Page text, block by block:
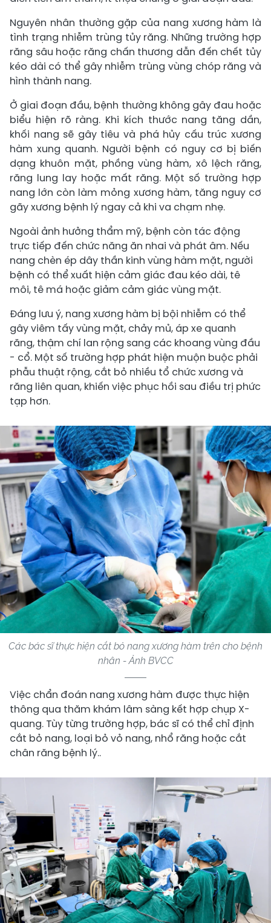
Nguyên nhân thường gặp của nang xương hàm là
tình trạng nhiễm trùng tủy răng. Những trường hợp
răng sâu hoặc răng chấn thương dẫn đến chết tủy
kéo dài có thể gây nhiễm trùng vùng chóp răng và
hình thành nang.
Ở giai đoạn đầu, bệnh thường không gây đau hoặc
biểu hiện rõ ràng. Khi kích thước nang tăng dần,
khối nang sẽ gây tiêu và phá hủy cấu trúc xương
hàm xung quanh. Người bệnh có nguy cơ bị biến
dạng khuôn mặt, phồng vùng hàm, xô lệch răng,
răng lung lay hoặc mất răng. Một số trường hợp
nang lớn còn làm mỏng xương hàm, tăng nguy cơ
gãy xương bệnh lý ngay cả khi va chạm nhẹ.
Ngoài ảnh hưởng thẩm mỹ, bệnh còn tác động
trực tiếp đến chức năng ăn nhai và phát âm. Nếu
nang chèn ép dây thần kinh vùng hàm mặt, người
bệnh có thể xuất hiện cảm giác đau kéo dài, tê
môi, tê má hoặc giảm cảm giác vùng mặt.
Đáng lưu ý, nang xương hàm bị bội nhiễm có thể
gây viêm tấy vùng mặt, chảy mủ, áp xe quanh
răng, thậm chí lan rộng sang các khoang vùng đầu
- cổ. Một số trường hợp phát hiện muộn buộc phải
phẫu thuật rộng, cắt bỏ nhiều tổ chức xương và
răng liên quan, khiến việc phục hồi sau điều trị phức
tạp hơn.
Các bác sĩ thực hiện cắt bỏ nang xương hàm trên cho bệnh
nhân - Ảnh BVCC
Việc chẩn đoán nang xương hàm được thực hiện
thông qua thăm khám lâm sàng kết hợp chụp X-
quang. Tùy từng trường hợp, bác sĩ có thể chỉ định
cắt bỏ nang, loại bỏ vỏ nang, nhổ răng hoặc cắt
chân răng bệnh lý..